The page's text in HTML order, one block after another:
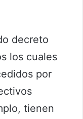
decreto
los cuales
por
tienen